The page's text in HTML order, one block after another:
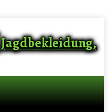
Jagdbekleidung,